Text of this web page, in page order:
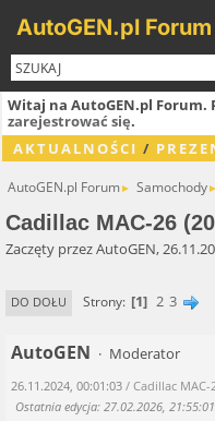
AutoGEN.pl Forum
Witaj na AutoGEN.pl Forum.
zarejestrować się.
AKTUALNOŚCI /
AutoGEN.pl Forum► Samochody►
Cadillac MAC-26
Zaczęty przez AutoGEN,
DO DOŁU Strony 1 2 3
AutoGEN Moderator
26.11.2024, 00:01:03 / Cadillac MAC-
Ostatnia edycja: 27.02.2026,